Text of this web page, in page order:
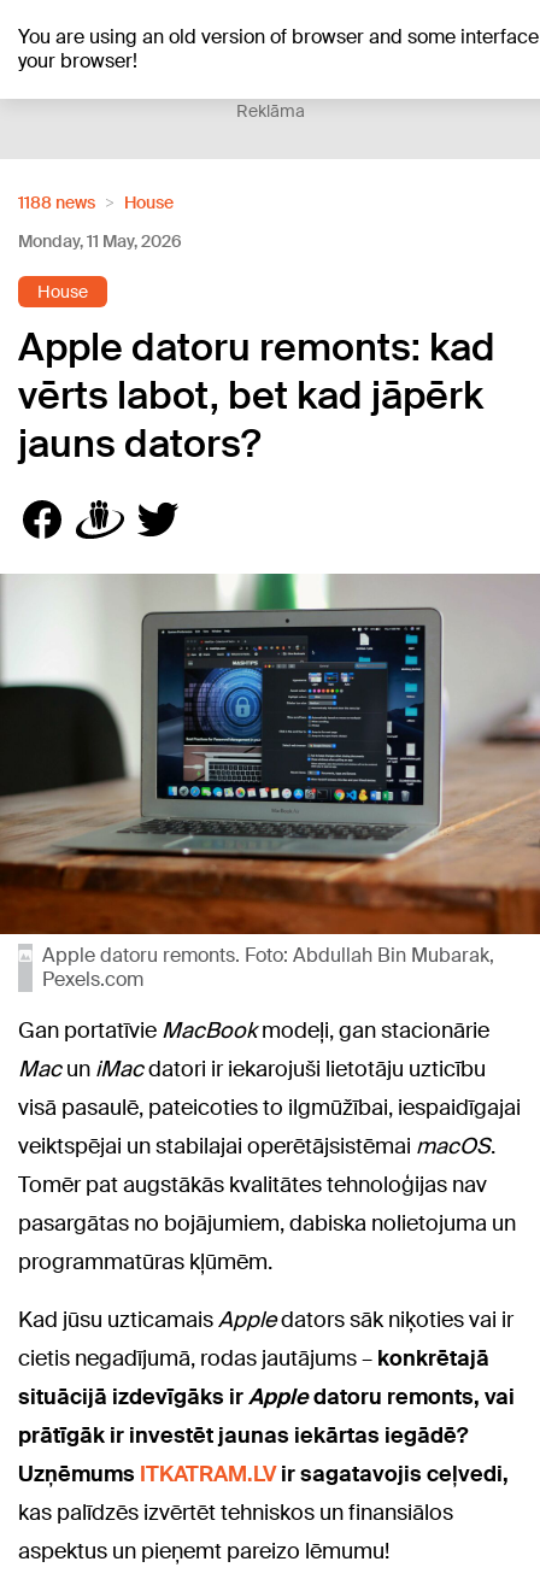
You are using an old version of browser and some
your browser!
+20°C
Reklāma
1188 news
House
Monday, 11 May, 2026
House
Apple datoru remonts: kad
vērts labot, bet kad jāpērk
jauns dators?
Apple datoru remonts. Foto: Abdullah Bin Mubarak,
Pexels.com
Gan portatīvie MacBookmodeļi, gan stacionārie
Macun iMacdatori ir iekarojuši lietotāju uzticību
visā pasaulē, pateicoties to ilgmūžībai, iespaidīgajai
veiktspējai un stabilajai operētājsistēmai macOS.
Tomēr pat augstākās kvalitātes tehnoloģijas nav
pasargātas no bojājumiem, dabiska nolietojuma un
programmatūras kļūmēm.
Kad jūsu uzticamaisAppledators sāk niķoties vai ir
cietis negadījumā, rodas jautājums – konkrētajā
situācijā izdevīgāks irAppledatoru remonts, vai
prātīgāk ir investēt jaunas iekārtas iegādē?
Uzņēmums ITKATRAM.LVir sagatavojis ceļvedi,
kas palīdzēs izvērtēt tehniskos un finansiālos
aspektus un pieņemt pareizo lēmumu!